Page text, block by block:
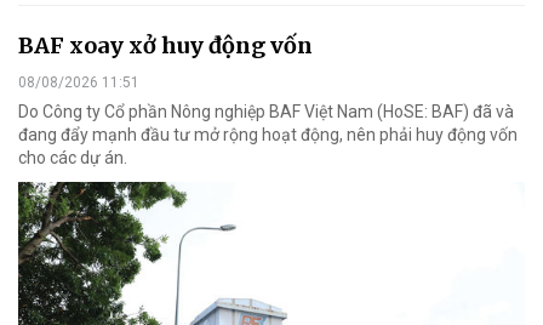
BAF xoay xở huy động vốn
08/08/2026 11:51
Do Công ty Cổ phần Nông nghiệp BAF Việt Nam (HoSE: BAF) đã và
đang đẩy mạnh đầu tư mở rộng hoạt động, nên phải huy động vốn
cho các dự án.